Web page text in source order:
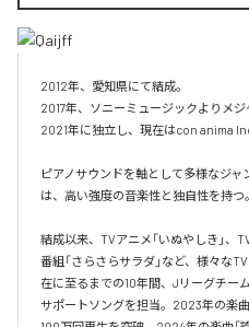
2012年、愛知県にて結成。
2017年、ソニーミュージックよりメジ
2021年に独立し、現在はcon anima
ピアノサウンドを軸として多様なジ
は、高い強度の音楽性と独自性を持つ。
結成以来、TVアニメ「いぬやしき」、
番組「さらさらサラダ」など、様々な
在に至るまでの10年間、Jリーグチー
サポートソングを担当。2023年の楽